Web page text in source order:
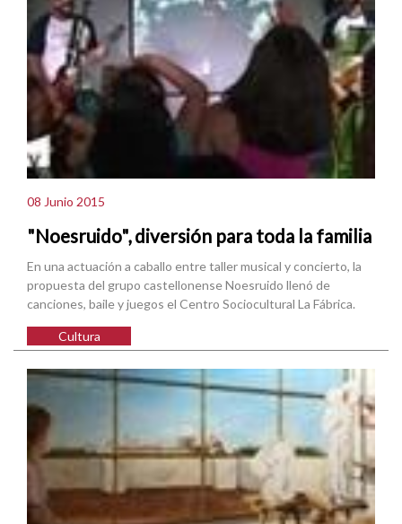
08 Junio 2015
"Noesruido", diversión para toda la familia
En una actuación a caballo entre taller musical y concierto, la
propuesta del grupo castellonense Noesruido llenó de
canciones, baile y juegos el Centro Sociocultural La Fábrica.
Cultura